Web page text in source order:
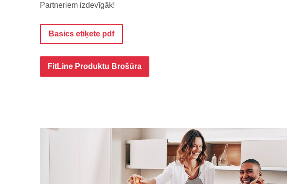
Partneriem izdevīgāk!
Basics etiķete pdf
FitLine Produktu Brošūra